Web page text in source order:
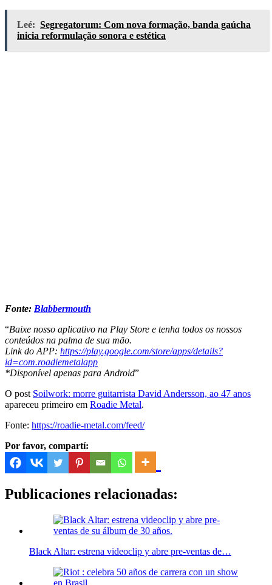
Leé: Segregatorum: Com nova formação, banda gaúcha
inicia reformulação sonora e estética
Fonte: Blabbermouth
“Baixe nosso aplicativo na Play Store e tenha todos os nossos
conteúdos na palma de sua mão.
Link do APP: https://play.google.com/store/apps/details?
id=com.roadiemetalapp
*Disponível apenas para Android”
O post Soilwork: morre guitarrista David Andersson, ao 47 anos
apareceu primeiro em Roadie Metal.
Fonte: https://roadie-metal.com/feed/
Por favor, compartí:
Publicaciones relacionadas:
Black Altar: estrena videoclip y abre pre-ventas de…